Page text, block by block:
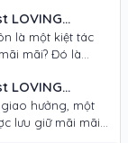
LOVING
CẦU HÔN
là một kiệt tác
mãi? Đó là
LOVING
TÌNH YÊU
hưởng, một
lưu giữ mãi mãi?